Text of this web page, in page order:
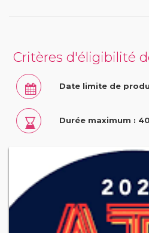
Critères d'éligibilité
Date limite de
Durée maximum :